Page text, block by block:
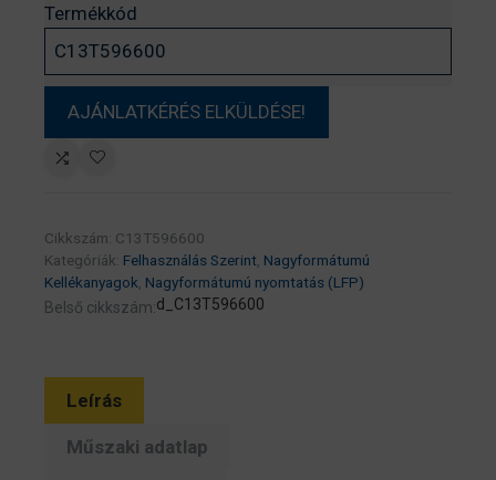
Termékkód
Cikkszám: C13T596600
Kategóriák: Felhasználás Szerint, Nagyformátumú
Kellékanyagok, Nagyformátumú nyomtatás (LFP)
Belső cikkszám:d_C13T596600
Leírás
Műszaki adatlap